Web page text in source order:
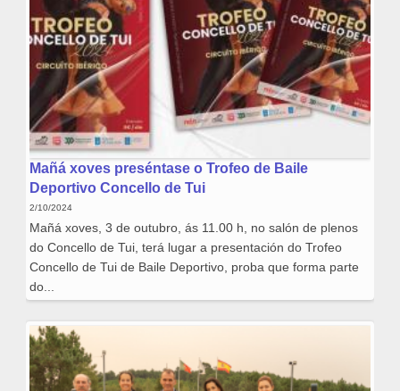
Mañá xoves preséntase o Trofeo de Baile
Deportivo Concello de Tui
2/10/2024
Mañá xoves, 3 de outubro, ás 11.00 h, no salón de plenos
do Concello de Tui, terá lugar a presentación do Trofeo
Concello de Tui de Baile Deportivo, proba que forma parte
do...